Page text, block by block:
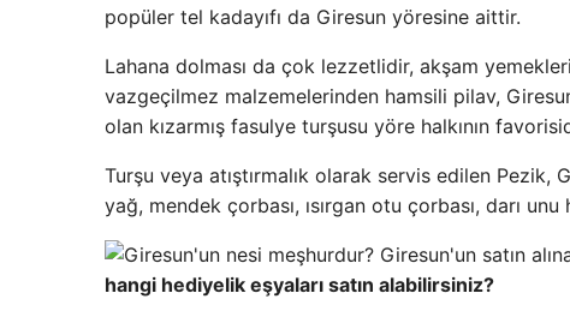
popüler tel kadayıfı da Giresun yöresine aittir.
Lahana dolması da çok lezzetlidir, akşam
vazgeçilmez malzemelerinden hamsili pilav,
olan kızarmış fasulye turşusu yöre halkının
Turşu veya atıştırmalık olarak servis edilen Pezik,
yağ, mendek çorbası, ısırgan otu çorbası, darı
hangi hediyelik eşyaları satın alabilirsiniz?